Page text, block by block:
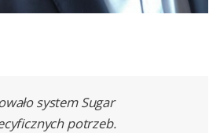
system Sugar
potrzeb.